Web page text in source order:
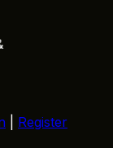
Register